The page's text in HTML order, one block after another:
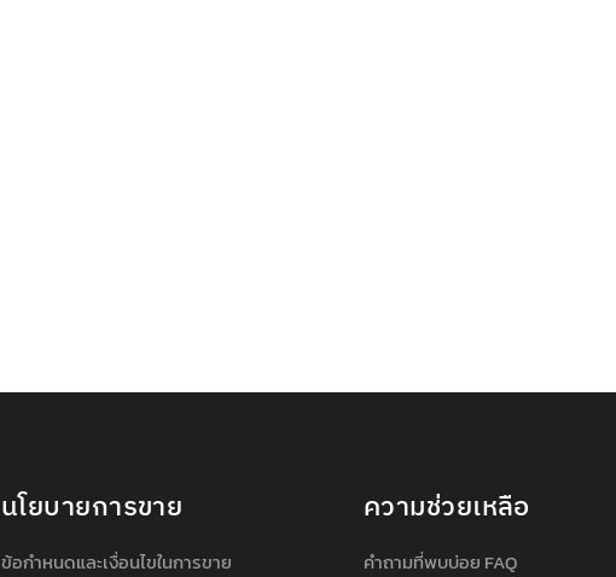
นโยบายการขาย
ข้อกำหนดและเงื่อนไขในการขาย
ความช่วยเหลือ
คำถามที่พบบ่อย FAQ